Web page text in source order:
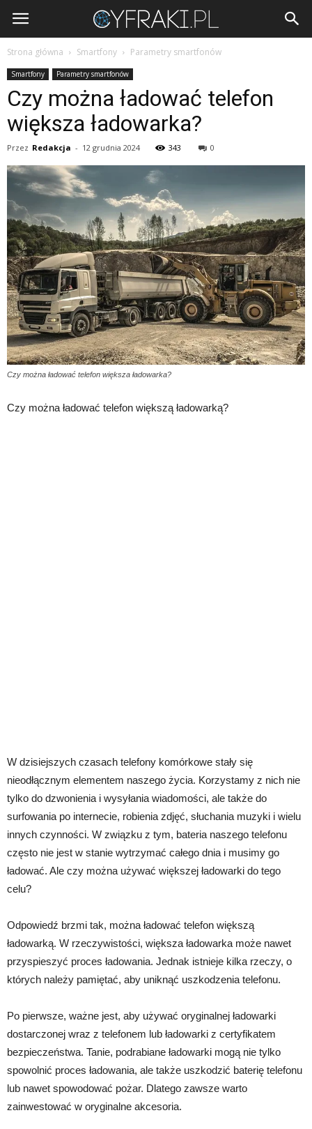
Cyfraki.pl
Strona główna Smartfony Parametry smartfonów
Smartfony Parametry smartfonów
Czy można ładować telefon
większa ładowarka?
Przez Redakcja - 12 grudnia 2024 343 0
Czy można ładować telefon większa ładowarka?
Czy można ładować telefon większą ładowarką?
W dzisiejszych czasach telefony komórkowe stały się
nieodłącznym elementem naszego życia. Korzystamy z nich nie
tylko do dzwonienia i wysyłania wiadomości, ale także do
surfowania po internecie, robienia zdjęć, słuchania muzyki i wielu
innych czynności. W związku z tym, bateria naszego telefonu
często nie jest w stanie wytrzymać całego dnia i musimy go
ładować. Ale czy można używać większej ładowarki do tego
celu?
Odpowiedź brzmi tak, można ładować telefon większą
ładowarką. W rzeczywistości, większa ładowarka może nawet
przyspieszyć proces ładowania. Jednak istnieje kilka rzeczy, o
których należy pamiętać, aby uniknąć uszkodzenia telefonu.
Po pierwsze, ważne jest, aby używać oryginalnej ładowarki
dostarczonej wraz z telefonem lub ładowarki z certyfikatem
bezpieczeństwa. Tanie, podrabiane ładowarki mogą nie tylko
spowolnić proces ładowania, ale także uszkodzić baterię telefonu
lub nawet spowodować pożar. Dlatego zawsze warto
zainwestować w oryginalne akcesoria.